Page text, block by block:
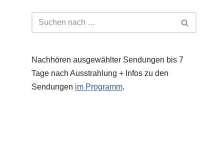
Nachhören ausgewählter Sendungen bis 7
Tage nach Ausstrahlung + Infos zu den
Sendungen im Programm.